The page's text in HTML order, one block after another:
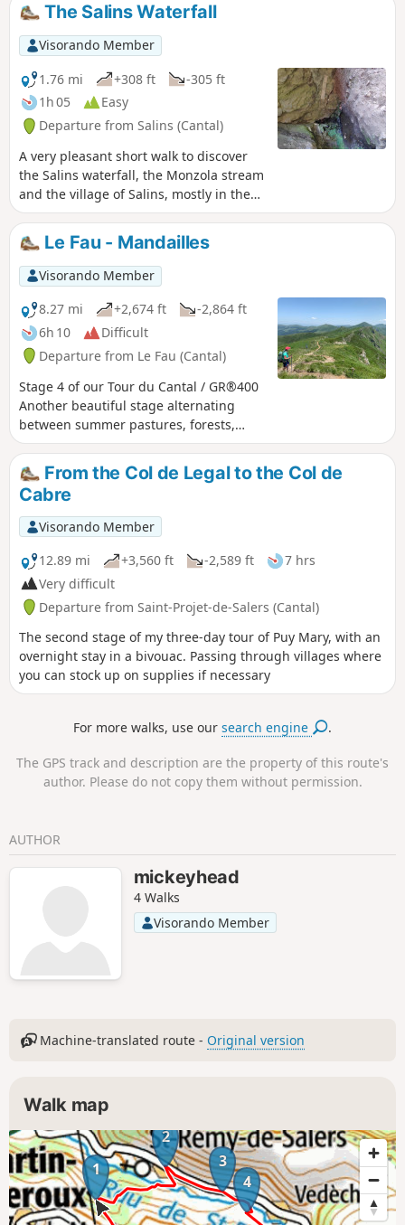
The Salins Waterfall
Visorando Member
1.76 mi
+308 ft
-305 ft
1h 05
Easy
Departure from Salins (Cantal)
A very pleasant short walk to discover
the Salins waterfall, the Monzola stream
and the village of Salins, mostly in the
shade of the undergrowth. There are
many points of interest along the route
to keep children interested (waterfall,
rope bridge, river, etc.). The path is fully
marked in blue. A huge thank you to the
Communauté de Communes du Pays de
Mauriac for developing and maintaining
this walk.
Le Fau - Mandailles
Visorando Member
8.27 mi
+2,674 ft
-2,864 ft
6h 10
Difficult
Departure from Le Fau (Cantal)
Stage 4 of our Tour du Cantal / GR®400
Another beautiful stage alternating
between summer pastures, forests,
ridges, peaks (puy) and passes. Long,
with quite a lot of elevation gain and
loss. Bring plenty of water!
From the Col de Legal to the Col de
Cabre
Visorando Member
12.89 mi
+3,560 ft -2,589 ft
7 hrs
Very difficult
Departure from Saint-Projet-de-Salers (Cantal)
The second stage of my three-day tour of Puy Mary, with an
overnight stay in a bivouac. Passing through villages where
you can stock up on supplies if necessary
For more walks, use oursearch engine .
The GPS track and description are the property of this route's
author. Please do not copy them without permission.
AUTHOR
mickeyhead
4 Walks
Visorando Member
Machine-translated route - Original version
Walk map
1
2
3
4